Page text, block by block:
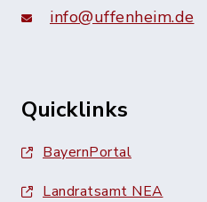
info@uffenheim.de
Quicklinks
BayernPortal
Landratsamt NEA